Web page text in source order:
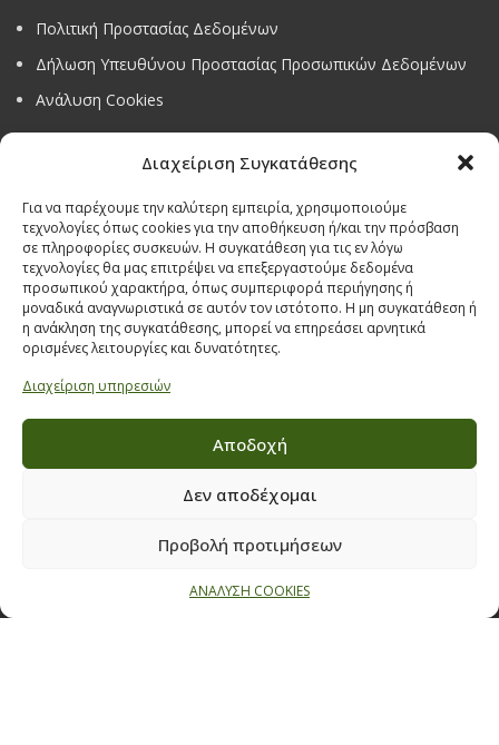
Διαχείριση Συγκατάθεσης
Για να παρέχουμε την καλύτερη εμπειρία, χρησιμοποιούμε
τεχνολογίες όπως cookies για την αποθήκευση ή/και την πρόσβαση
σε πληροφορίες συσκευών. Η συγκατάθεση για τις εν λόγω
τεχνολογίες θα μας επιτρέψει να επεξεργαστούμε δεδομένα
προσωπικού χαρακτήρα, όπως συμπεριφορά περιήγησης ή
μοναδικά αναγνωριστικά σε αυτόν τον ιστότοπο. Η μη συγκατάθεση ή
η ανάκληση της συγκατάθεσης, μπορεί να επηρεάσει αρνητικά
ορισμένες λειτουργίες και δυνατότητες.
Διαχείριση υπηρεσιών
Αποδοχή
Δεν αποδέχομαι
Προβολή προτιμήσεων
ΑΝΑΛΥΣΗ COOKIES
Πολιτική Προστασίας Δεδομένων
Δήλωση Υπευθύνου Προστασίας Προσωπικών Δεδομένων
Ανάλυση Cookies
Όροι & προϋποθέσεις διαγωνισμού
ΣΤΟΙΧΕΙΑ ΕΠΙΚΟΙΝΩΝΙΑΣ
Παπαναστασίου 209,
Θεσσαλονίκη, ΤΚ 542 50
Τηλ:231 030 9709,231 035 1630
Email:info@ecobuildings.gr
Email:eshop@ecobuildings.gr
ΒΡΕΙΤΕ ΜΑΣ ΣΤΟ ΧΑΡΤΗ